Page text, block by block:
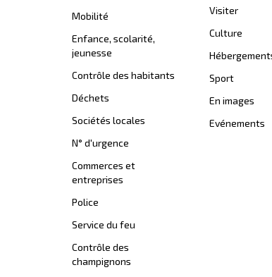
Mobilité
Enfance, scolarité,
jeunesse
Contrôle des habitants
Déchets
Sociétés locales
N° d'urgence
Commerces et
entreprises
Police
Service du feu
Contrôle des
champignons
Visiter
Culture
Sport
En images
Evénements